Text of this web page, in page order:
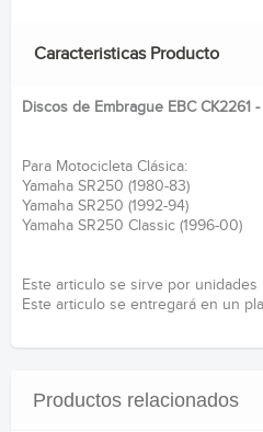
Caracteristicas Producto
Discos de Embrague EBC CK2261
Para Motocicleta Clásica:
Yamaha SR250 (1980-83)
Yamaha SR250 (1992-94)
Yamaha SR250 Classic (1996-00)
Este articulo se sirve por unidades
Este articulo se entregará en un
Productos relacionados